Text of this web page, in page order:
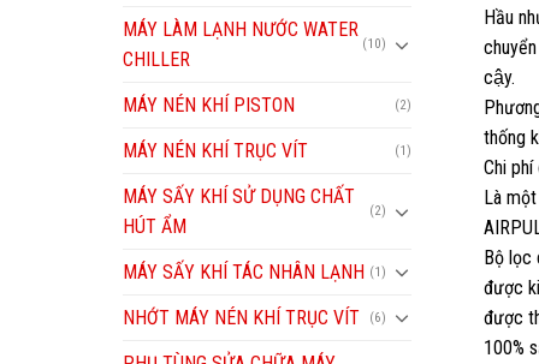
Hầu
cậy.
thống
Chi
Là
Bộ lọc
được
được
100%
MÁY LÀM LẠNH NƯỚC WATER
CHILLER
(10)
MÁY NÉN KHÍ PISTON (2)
MÁY NÉN KHÍ TRỤC VÍT (1)
MÁY SẤY KHÍ SỬ DỤNG CHẤT
HÚT ẨM
(2)
MÁY SẤY KHÍ TÁC NHÂN LẠNH (1)
NHỚT MÁY NÉN KHÍ TRỤC VÍT (6)